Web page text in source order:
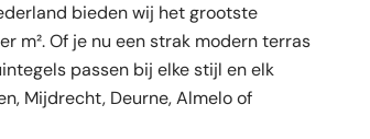
tegels
tegels
bieden wij het grootste
m². Of je nu een strak modern terras
passen bij elke stijl en elk
Mijdrecht, Deurne, Almelo of